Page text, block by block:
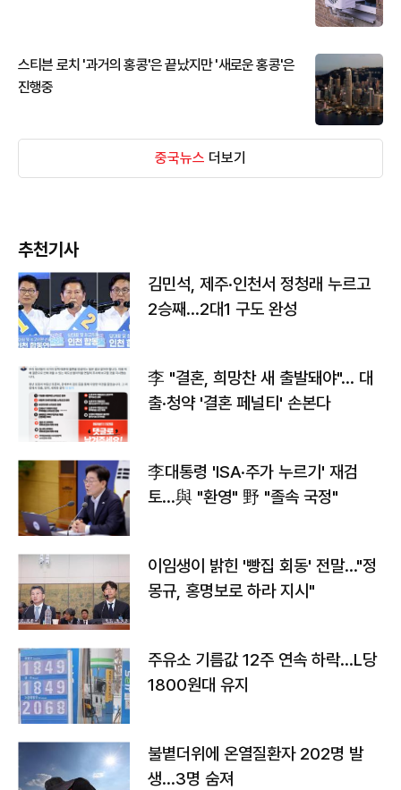
스티븐 로치 '과거의 홍콩'은 끝났지만 '새로운 홍콩'은
진행중
중국뉴스 더보기
추천기사
김민석, 제주·인천서 정청래 누르고
2승째…2대1 구도 완성
李 "결혼, 희망찬 새 출발돼야"… 대
출·청약 '결혼 페널티' 손본다
李대통령 'ISA·주가 누르기' 재검
토…與 "환영" 野 "졸속 국정"
이임생이 밝힌 '빵집 회동' 전말…"정
몽규, 홍명보로 하라 지시"
주유소 기름값 12주 연속 하락…L당
1800원대 유지
불볕더위에 온열질환자 202명 발
생…3명 숨져